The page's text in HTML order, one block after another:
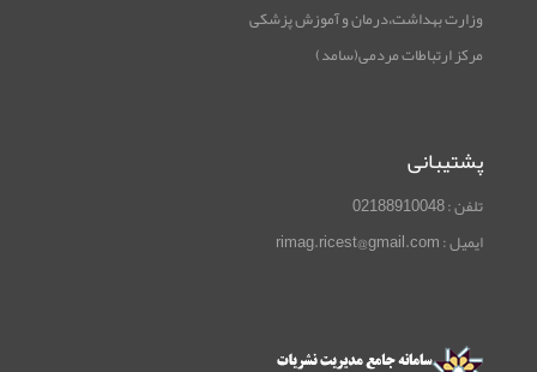
وزارت بهداشت،درمان و آموزش پزشکی
مرکز ارتباطات مردمی(سامد)
پشتیبانی
تلفن : 02188910048
ایمیل : rimag.ricest@gmail.com